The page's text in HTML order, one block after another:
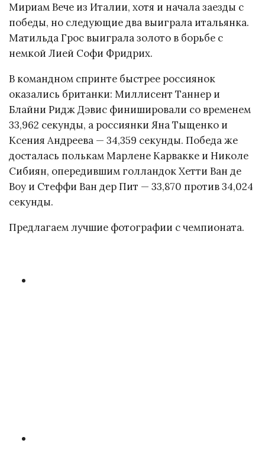
Мириам Вече из Италии, хотя и начала заезды с
победы, но следующие два выиграла итальянка.
Матильда Грос выиграла золото в борьбе с
немкой Лией Софи Фридрих.
В командном спринте быстрее россиянок
оказались британки: Миллисент Таннер и
Блайни Ридж Дэвис финишировали со временем
33,962 секунды, а россиянки Яна Тыщенко и
Ксения Андреева — 34,359 секунды. Победа же
досталась полькам Марлене Карвакке и Николе
Сибиян, опередившим голландок Хетти Ван де
Воу и Стеффи Ван дер Пит — 33,870 против 34,024
секунды.
Предлагаем лучшие фотографии с чемпионата.